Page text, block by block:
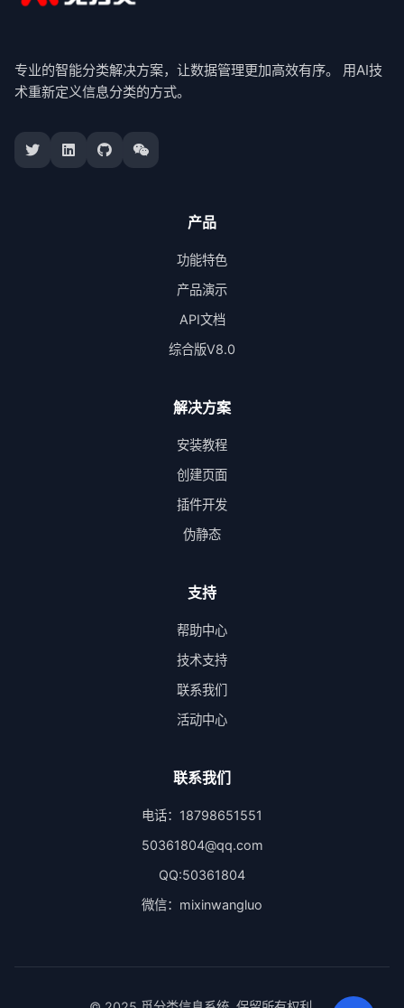
专业的智能分类解决方案，让数据管理更加高效有序。 用AI技
术重新定义信息分类的方式。
产品
功能特色
产品演示
API文档
综合版V8.0
解决方案
安装教程
创建页面
插件开发
伪静态
支持
帮助中心
技术支持
联系我们
活动中心
联系我们
电话：18798651551
50361804@qq.com
QQ:50361804
微信：mixinwangluo